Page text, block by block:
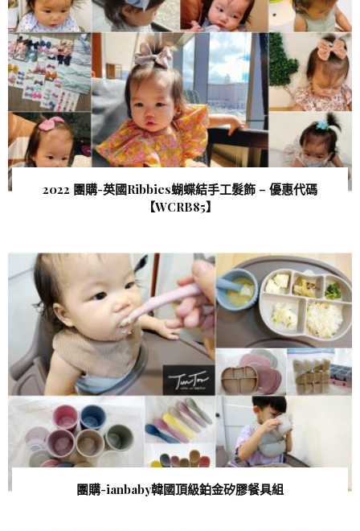
2022 團購-英國Ribbies蝴蝶結手工髮飾 – 優惠代碼
【WCRB85 】
團購-ianbaby韓國頂級鉑金矽膠餐具組